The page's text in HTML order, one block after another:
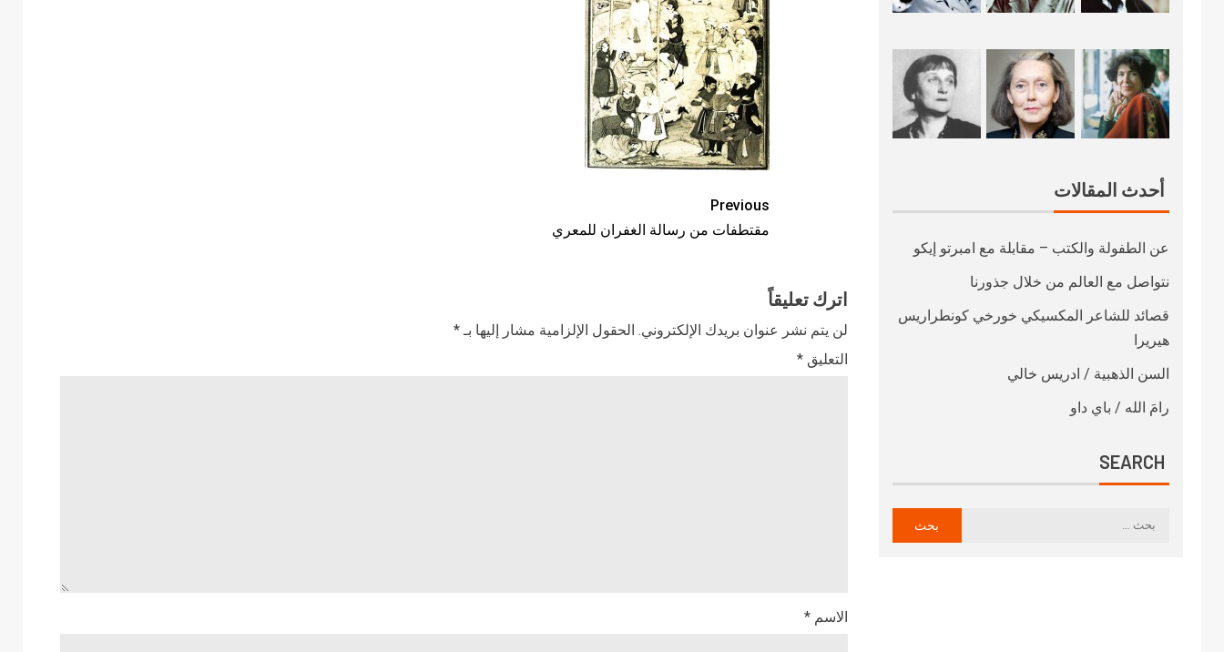
Previous
مقتطفات من رسالة الغفران للمعري
اترك تعليقاً
لن يتم نشر عنوان بريدك الإلكتروني. الحقول الإلزامية مشار إليها بـ*
التعليق *
الاسم *
أحدث المقالات
عن الطفولة والكتب – مقابلة مع امبرتو إيكو
نتواصل مع العالم من خلال جذورنا
قصائد للشاعر المكسيكي خورخي كونطراريس
هيريرا
السن الذهبية / ادريس خالي
رامَ الله / باي داو
SEARCH